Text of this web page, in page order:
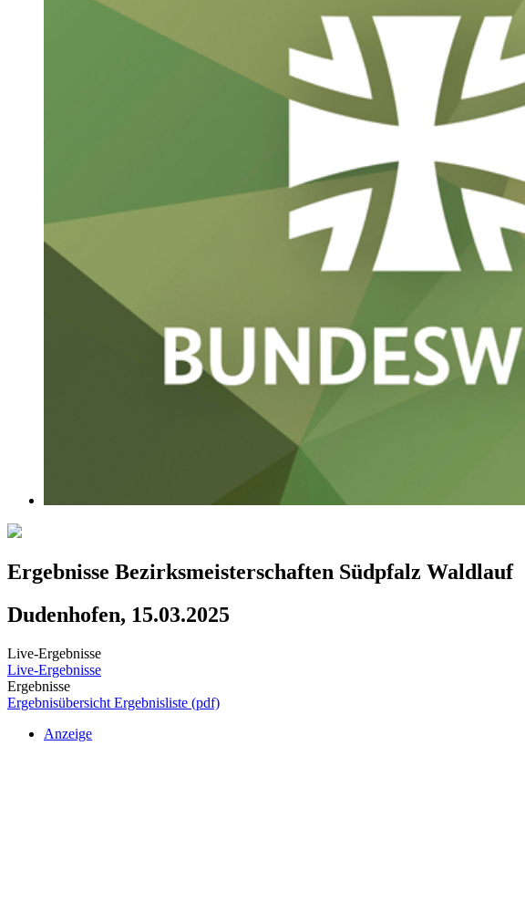
Ergebnisse Bezirksmeisterschaften Südpfalz Waldlauf
Dudenhofen, 15.03.2025
Live-Ergebnisse
Live-Ergebnisse
Ergebnisse
Ergebnisübersicht Ergebnisliste (pdf)
Anzeige